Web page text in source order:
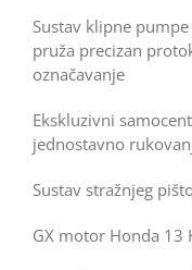
Sustav klipne
pruža precizan
označavanje
Ekskluzivni
jednostavno
Sustav stražnjeg
GX motor Honda